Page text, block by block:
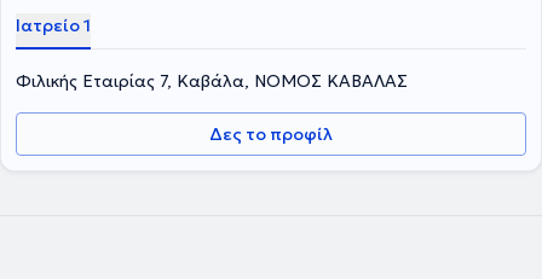
Ιατρείο 1
Φιλικής Εταιρίας 7, Καβάλα, ΝΟΜΟΣ ΚΑΒΑΛΑΣ
Δες το προφίλ